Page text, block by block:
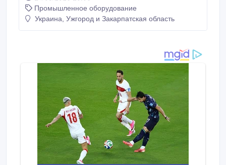
темперирования небольших количеств шоколада.
После того, как шоколад расплавится и добавятся
Промышленное оборудование
Украина, Ужгород и Закарпатская область